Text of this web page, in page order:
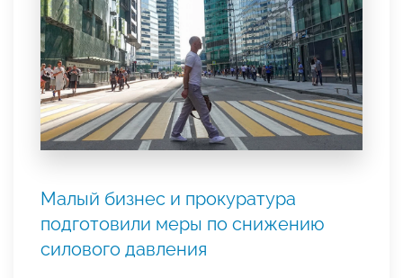
Малый бизнес и прокуратура
подготовили меры по снижению
силового давления